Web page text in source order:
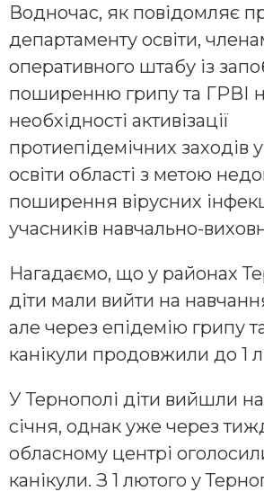
Водночас, як повідомляє
департаменту освіти,
оперативного штабу із
поширенню грипу та ГРВІ
необхідності активізації
протиепідемічних заходів
освіти області з метою
поширення вірусних
учасників навчально-
Нагадаємо, що у районах
діти мали вийти на
але через епідемію грипу
канікули продовжили до 1
У Тернополі діти вийшли на
січня, однак уже через
обласному центрі
канікули. З 1 лютого у